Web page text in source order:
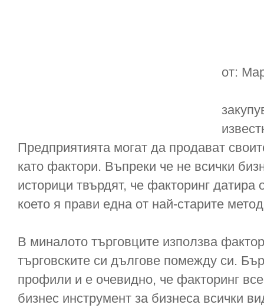
от:
Предприятията могат да продават
като фактори. Въпреки че не всички
историци твърдят, че факторинг
което я прави една от най-старите
В миналото търговците използва
търговските си дългове помежду си.
профили и е очевидно, че факторинг
бизнес инструмент за бизнеса всички